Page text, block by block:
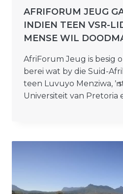
AFRIFORUM JEUG
INDIEN TEEN VSR-
MENSE WIL
AfriForum Jeug is besig
berei wat by die Suid-
teen Luvuyo Menziwa, ŉ
Universiteit van Pretoria